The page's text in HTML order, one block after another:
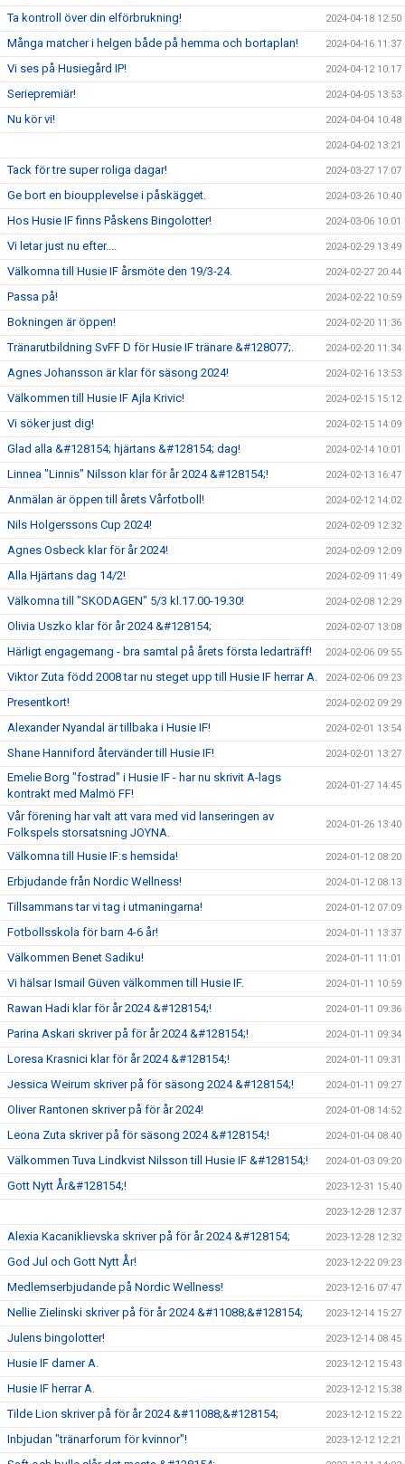
Ta kontroll över din elförbrukning! 2024-04-18 12:50
Många matcher i helgen både på hemma och bortaplan! 2024-04-16 11:37
Vi ses på Husiegård IP! 2024-04-12 10:17
Seriepremiär! 2024-04-05 13:53
Nu kör vi! 2024-04-04 10:48
2024-04-02 13:21
Tack för tre super roliga dagar! 2024-03-27 17:07
Ge bort en bioupplevelse i påskägget. 2024-03-26 10:40
Hos Husie IF finns Påskens Bingolotter! 2024-03-06 10:01
Vi letar just nu efter.... 2024-02-29 13:49
Välkomna till Husie IF årsmöte den 19/3-24. 2024-02-27 20:44
Passa på! 2024-02-22 10:59
Bokningen är öppen! 2024-02-20 11:36
Tränarutbildning SvFF D för Husie IF tränare &#128077;. 2024-02-20 11:34
Agnes Johansson är klar för säsong 2024! 2024-02-16 13:53
Välkommen till Husie IF Ajla Krivic! 2024-02-15 15:12
Vi söker just dig! 2024-02-15 14:09
Glad alla &#128154; hjärtans &#128154; dag! 2024-02-14 10:01
Linnea "Linnis" Nilsson klar för år 2024 &#128154;! 2024-02-13 16:47
Anmälan är öppen till årets Vårfotboll! 2024-02-12 14:02
Nils Holgerssons Cup 2024! 2024-02-09 12:32
Agnes Osbeck klar för år 2024! 2024-02-09 12:09
Alla Hjärtans dag 14/2! 2024-02-09 11:49
Välkomna till "SKODAGEN" 5/3 kl.17.00-19.30! 2024-02-08 12:29
Olivia Uszko klar för år 2024 &#128154; 2024-02-07 13:08
Härligt engagemang - bra samtal på årets första ledarträff! 2024-02-06 09:55
Viktor Zuta född 2008 tar nu steget upp till Husie IF herrar A. 2024-02-06 09:23
Presentkort! 2024-02-02 09:29
Alexander Nyandal är tillbaka i Husie IF! 2024-02-01 13:54
Shane Hanniford återvänder till Husie IF! 2024-02-01 13:27
Emelie Borg "fostrad" i Husie IF - har nu skrivit A-lags
kontrakt med Malmö FF!
2024-01-27 14:45
Vår förening har valt att vara med vid lanseringen av
Folkspels storsatsning JOYNA.
2024-01-26 13:40
Välkomna till Husie IF:s hemsida! 2024-01-12 08:20
Erbjudande från Nordic Wellness! 2024-01-12 08:13
Tillsammans tar vi tag i utmaningarna! 2024-01-12 07:09
Fotbollsskola för barn 4-6 år! 2024-01-11 13:37
Välkommen Benet Sadiku! 2024-01-11 11:01
Vi hälsar Ismail Güven välkommen till Husie IF. 2024-01-11 10:59
Rawan Hadi klar för år 2024 &#128154;! 2024-01-11 09:36
Parina Askari skriver på för år 2024 &#128154;! 2024-01-11 09:34
Loresa Krasnici klar för år 2024 &#128154;! 2024-01-11 09:31
Jessica Weirum skriver på för säsong 2024 &#128154;! 2024-01-11 09:27
Oliver Rantonen skriver på för år 2024! 2024-01-08 14:52
Leona Zuta skriver på för säsong 2024 &#128154;! 2024-01-04 08:40
Välkommen Tuva Lindkvist Nilsson till Husie IF &#128154;! 2024-01-03 09:20
Gott Nytt År&#128154;! 2023-12-31 15:40
2023-12-28 12:37
Alexia Kacaniklievska skriver på för år 2024 &#128154; 2023-12-28 12:32
God Jul och Gott Nytt År! 2023-12-22 09:23
Medlemserbjudande på Nordic Wellness! 2023-12-16 07:47
Nellie Zielinski skriver på för år 2024 &#11088;&#128154; 2023-12-14 15:27
Julens bingolotter! 2023-12-14 08:45
Husie IF damer A. 2023-12-12 15:43
Husie IF herrar A. 2023-12-12 15:38
Tilde Lion skriver på för år 2024 &#11088;&#128154; 2023-12-12 15:22
Inbjudan "tränarforum för kvinnor"! 2023-12-12 12:21